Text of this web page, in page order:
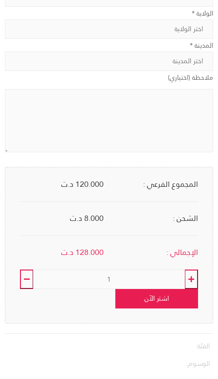
الولاية *
المدينة *
ملاحظة (اختياري)
المجموع الفرعي : 120.000 د.ت
الشحن : 8.000 د.ت
الإجمالي : 128.000 د.ت
اشتر الآن
الفئة:
الوسوم: